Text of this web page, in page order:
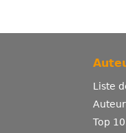
Liste
Top